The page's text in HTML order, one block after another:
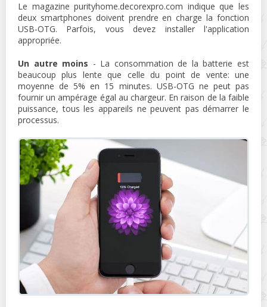
Le magazine purityhome.decorexpro.com indique que les
deux smartphones doivent prendre en charge la fonction
USB-OTG. Parfois, vous devez installer l'application
appropriée.
Un autre moins - La consommation de la batterie est
beaucoup plus lente que celle du point de vente: une
moyenne de 5% en 15 minutes. USB-OTG ne peut pas
fournir un ampérage égal au chargeur. En raison de la faible
puissance, tous les appareils ne peuvent pas démarrer le
processus.